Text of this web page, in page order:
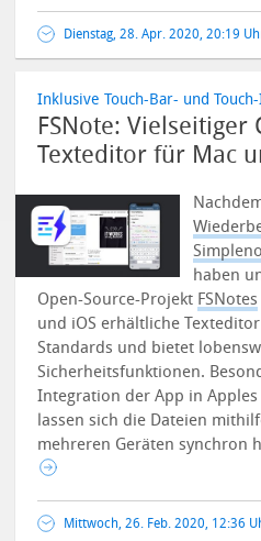
Dienstag, 28. Apr. 2020, 20:19
Inklusive Touch-Bar- und
FSNote: Vielseitiger
Texteditor für Mac
haben
Open-Source-Projekt FSNotes
und iOS erhältliche
Standards und bietet
Sicherheitsfunktionen.
Integration der App in
lassen sich die Dateien
mehreren Geräten synchron
Mittwoch, 26. Feb. 2020, 12:36